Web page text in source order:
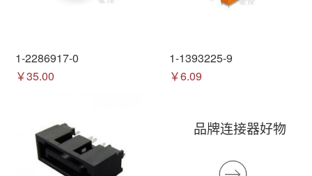
1-2286917-0
￥35.00
1-1393225-9
￥6.09
品牌连接器好物